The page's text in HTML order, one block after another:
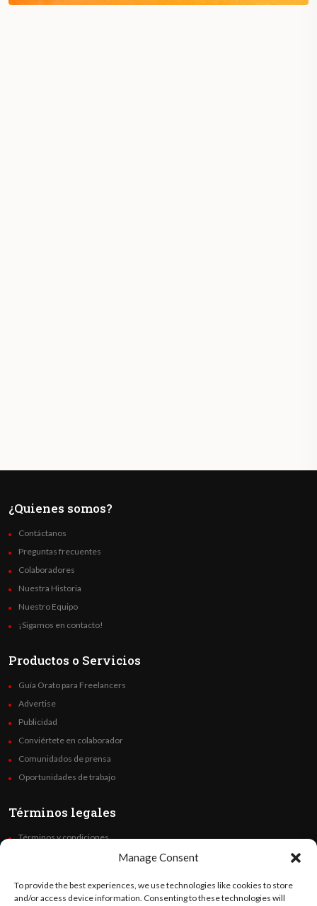
Manage Consent
To provide the best experiences, we use technologies like cookies to store
and/or access device information. Consenting to these technologies will
¿Quienes somos?
Contáctanos
Preguntas frecuentes
Colaboradores
Nuestra Historia
Nuestro Equipo
¡Sigamos en contacto!
Productos o Servicios
Guía Orato para Freelancers
Advertise
Publicidad
Conviértete en colaborador
Comunidados de prensa
Oportunidades de trabajo
Términos legales
Términos y condiciones
Code of Ethics